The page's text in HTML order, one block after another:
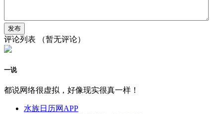
评论列表 （暂无评论）
一说
都说网络很虚拟，好像现实很真一样！
水族日历网APP